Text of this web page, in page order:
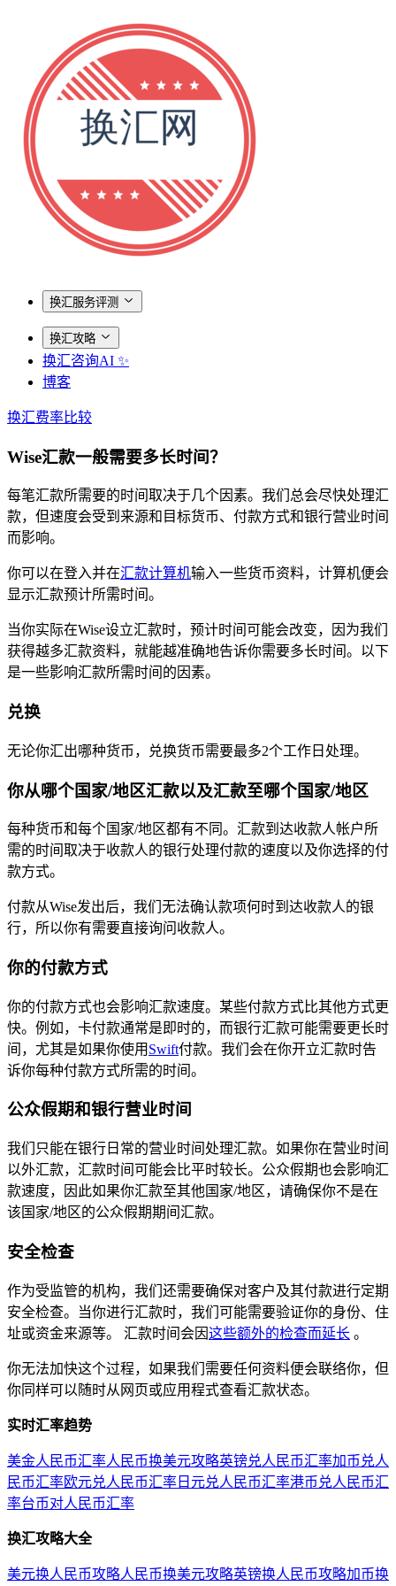
换汇服务评测
换汇攻略
换汇咨询AI ✨
博客
换汇费率比较
Wise汇款一般需要多长时间？
每笔汇款所需要的时间取决于几个因素。我们总会尽快处理汇
款，但速度会受到来源和目标货币、付款方式和银行营业时间
而影响。
你可以在登入并在汇款计算机输入一些货币资料，计算机便会
显示汇款预计所需时间。
当你实际在Wise设立汇款时，预计时间可能会改变，因为我们
获得越多汇款资料，就能越准确地告诉你需要多长时间。以下
是一些影响汇款所需时间的因素。
兑换
无论你汇出哪种货币，兑换货币需要最多2个工作日处理。
你从哪个国家/地区汇款以及汇款至哪个国家/地区
每种货币和每个国家/地区都有不同。汇款到达收款人帐户所
需的时间取决于收款人的银行处理付款的速度以及你选择的付
款方式。
付款从Wise发出后，我们无法确认款项何时到达收款人的银
行，所以你有需要直接询问收款人。
你的付款方式
你的付款方式也会影响汇款速度。某些付款方式比其他方式更
快。例如，卡付款通常是即时的，而银行汇款可能需要更长时
间，尤其是如果你使用 Swift付款。我们会在你开立汇款时告
诉你每种付款方式所需的时间。
公众假期和银行营业时间
我们只能在银行日常的营业时间处理汇款。如果你在营业时间
以外汇款，汇款时间可能会比平时较长。公众假期也会影响汇
款速度，因此如果你汇款至其他国家/地区，请确保你不是在
该国家/地区的公众假期期间汇款。
安全检查
作为受监管的机构，我们还需要确保对客户及其付款进行定期
安全检查。当你进行汇款时，我们可能需要验证你的身份、住
址或资金来源等。 汇款时间会因这些额外的检查而延长 。
你无法加快这个过程，如果我们需要任何资料便会联络你，但
你同样可以随时从网页或应用程式查看汇款状态。
实时汇率趋势
美金人民币汇率人民币换美元攻略英镑兑人民币汇率加币兑人
民币汇率欧元兑人民币汇率 日元兑人民币汇率港币兑人民币汇
率台币对人民币汇率
换汇攻略大全
美元换人民币攻略人民币换美元攻略英镑换人民币攻略加币换